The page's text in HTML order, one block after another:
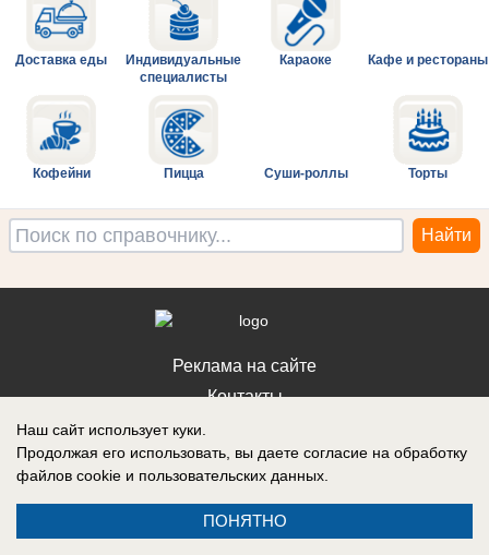
Доставка еды
Индивидуальные
специалисты
Караоке Кафе и рестораны
Кофейни Пицца Суши-роллы Торты
Реклама на сайте
Контакты
Наш сайт использует куки.
Продолжая его использовать, вы даете согласие на обработку
файлов cookie и пользовательских данных.
ПОНЯТНО